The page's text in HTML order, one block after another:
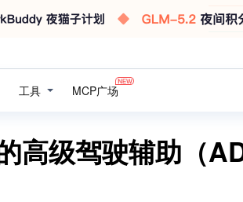
工具 MCP广场
高级驾驶辅助（